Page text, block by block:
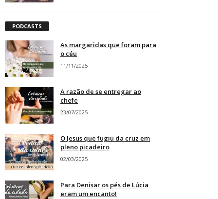
PODCASTS
As margaridas que foram para
o céu
11/11/2025
A razão de se entregar ao
chefe
23/07/2025
O Jesus que fugiu da cruz em
pleno picadeiro
02/03/2025
Para Denisar os pés de Lúcia
eram um encanto!